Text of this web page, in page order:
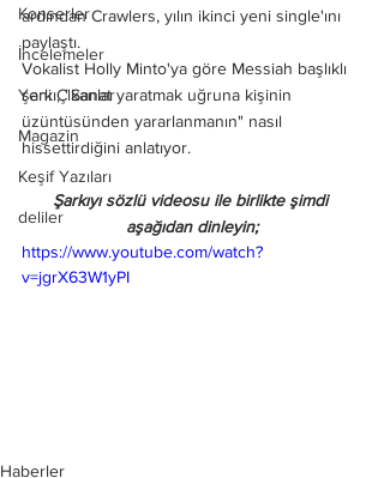
Konserler
İncelemeler
Yeni Çıkanlar
Magazin
Keşif Yazıları
deliler
ardından Crawlers, yılın ikinci yeni single'ını
paylaştı.
Vokalist Holly Minto'ya göre Messiah başlıklı
şarkı, "Sanat yaratmak uğruna kişinin
üzüntüsünden yararlanmanın" nasıl
hissettirdiğini anlatıyor.
Şarkıyı sözlü videosu ile birlikte şimdi
aşağıdan dinleyin;
https://www.youtube.com/watch?
v=jgrX63W1yPI
Haberler